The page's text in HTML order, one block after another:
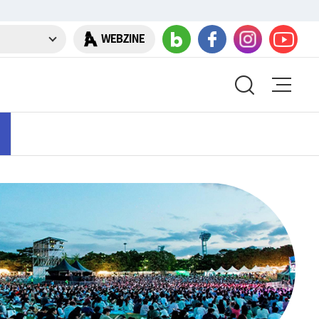
WEBZINE